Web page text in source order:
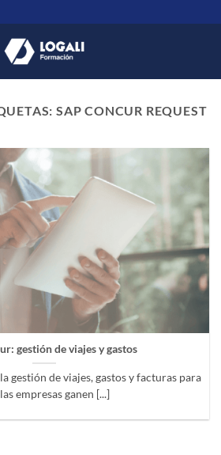
SAP CONCUR REQUEST
gestión de viajes y gastos
gestión de viajes, gastos y facturas para
empresas ganen [...]